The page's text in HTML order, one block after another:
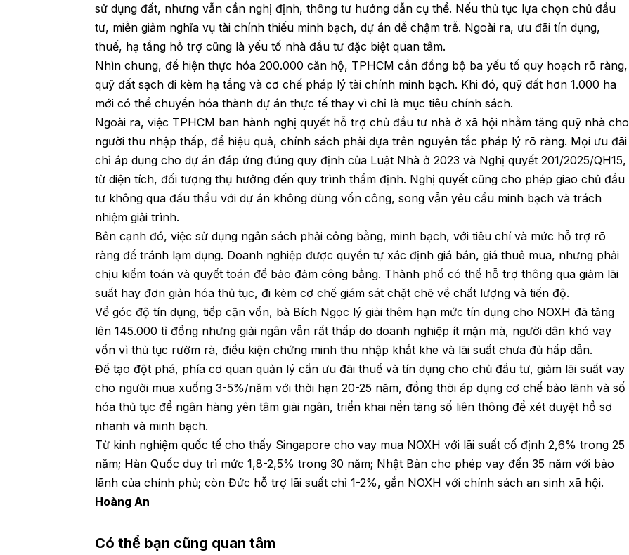
sử dụng đất, nhưng vẫn cần nghị định, thông tư hướng dẫn cụ thể. Nếu thủ tục lựa chọn chủ đầu
tư, miễn giảm nghĩa vụ tài chính thiếu minh bạch, dự án dễ chậm trễ. Ngoài ra, ưu đãi tín dụng,
thuế, hạ tầng hỗ trợ cũng là yếu tố nhà đầu tư đặc biệt quan tâm.
Nhìn chung, để hiện thực hóa 200.000 căn hộ, TPHCM cần đồng bộ ba yếu tố quy hoạch rõ ràng,
quỹ đất sạch đi kèm hạ tầng và cơ chế pháp lý tài chính minh bạch. Khi đó, quỹ đất hơn 1.000 ha
mới có thể chuyển hóa thành dự án thực tế thay vì chỉ là mục tiêu chính sách.
Ngoài ra, việc TPHCM ban hành nghị quyết hỗ trợ chủ đầu tư nhà ở xã hội nhằm tăng quỹ nhà cho
người thu nhập thấp, để hiệu quả, chính sách phải dựa trên nguyên tắc pháp lý rõ ràng. Mọi ưu đãi
chỉ áp dụng cho dự án đáp ứng đúng quy định của Luật Nhà ở 2023 và Nghị quyết 201/2025/QH15,
từ diện tích, đối tượng thụ hưởng đến quy trình thẩm định. Nghị quyết cũng cho phép giao chủ đầu
tư không qua đấu thầu với dự án không dùng vốn công, song vẫn yêu cầu minh bạch và trách
nhiệm giải trình.
Bên cạnh đó, việc sử dụng ngân sách phải công bằng, minh bạch, với tiêu chí và mức hỗ trợ rõ
ràng để tránh lạm dụng. Doanh nghiệp được quyền tự xác định giá bán, giá thuê mua, nhưng phải
chịu kiểm toán và quyết toán để bảo đảm công bằng. Thành phố có thể hỗ trợ thông qua giảm lãi
suất hay đơn giản hóa thủ tục, đi kèm cơ chế giám sát chặt chẽ về chất lượng và tiến độ.
Về góc độ tín dụng, tiếp cận vốn, bà Bích Ngọc lý giải thêm hạn mức tín dụng cho NOXH đã tăng
lên 145.000 tỉ đồng nhưng giải ngân vẫn rất thấp do doanh nghiệp ít mặn mà, người dân khó vay
vốn vì thủ tục rườm rà, điều kiện chứng minh thu nhập khắt khe và lãi suất chưa đủ hấp dẫn.
Để tạo đột phá, phía cơ quan quản lý cần ưu đãi thuế và tín dụng cho chủ đầu tư, giảm lãi suất vay
cho người mua xuống 3-5%/năm với thời hạn 20-25 năm, đồng thời áp dụng cơ chế bảo lãnh và số
hóa thủ tục để ngân hàng yên tâm giải ngân, triển khai nền tảng số liên thông để xét duyệt hồ sơ
nhanh và minh bạch.
Từ kinh nghiệm quốc tế cho thấy Singapore cho vay mua NOXH với lãi suất cố định 2,6% trong 25
năm; Hàn Quốc duy trì mức 1,8-2,5% trong 30 năm; Nhật Bản cho phép vay đến 35 năm với bảo
lãnh của chính phủ; còn Đức hỗ trợ lãi suất chỉ 1-2%, gắn NOXH với chính sách an sinh xã hội.
Hoàng An
Có thể bạn cũng quan tâm